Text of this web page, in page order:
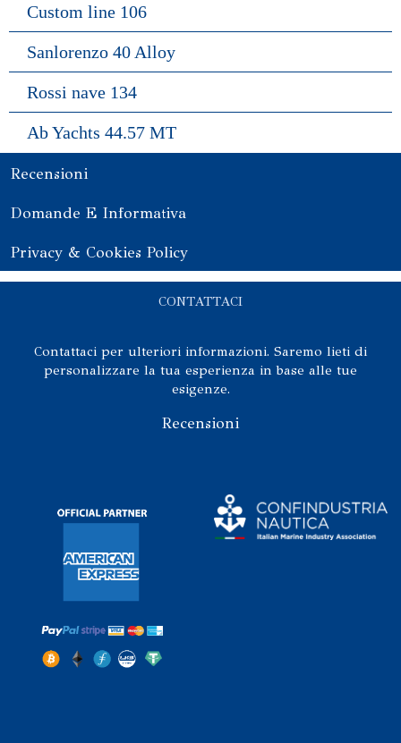
Custom line 106
Sanlorenzo 40 Alloy
Rossi nave 134
Ab Yachts 44.57 MT
Recensioni
Domande E Informativa
Privacy & Cookies Policy
CONTATTACI
Contattaci per ulteriori informazioni. Saremo lieti di
personalizzare la tua esperienza in base alle tue
esigenze.
Recensioni